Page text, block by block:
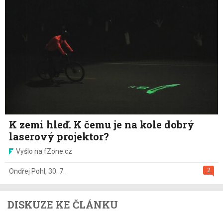
K zemi hleď. K čemu je na kole dobrý
laserový projektor?
Vyšlo na fZone.cz
2
Ondřej Pohl , 30. 7.
DISKUZE KE ČLÁNKU